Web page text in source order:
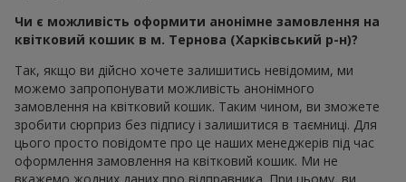
Чи є можливість оформити анонімне замовлення на
квітковий кошик в м. Тернова (Харківський р-н)?
Так, якщо ви дійсно хочете залишитись невідомим, ми
можемо запропонувати можливість анонімного
замовлення на квітковий кошик. Таким чином, ви зможете
зробити сюрприз без підпису і залишитися в таємниці. Для
цього просто повідомте про це наших менеджерів під час
оформлення замовлення на квітковий кошик. Ми не
вкажемо жодних даних про відправника. При цьому, ви